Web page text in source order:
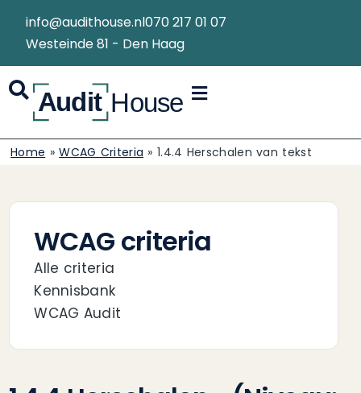
info@audithouse.nl070 217 01 07
Westeinde 81 - Den Haag
Home »WCAG Criteria »1.4.4 Herschalen van tekst
WCAG criteria
Alle criteria
Kennisbank
WCAG Audit